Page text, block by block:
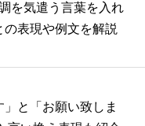
を気遣う言葉を入れ
の表現や例文を解説
」と「お願い致しま